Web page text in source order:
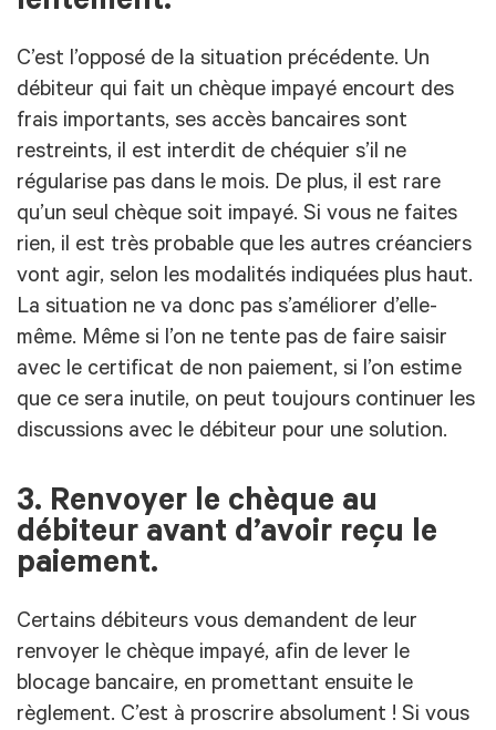
C’est l’opposé de la situation précédente. Un
débiteur qui fait un chèque impayé encourt des
frais importants, ses accès bancaires sont
restreints, il est interdit de chéquier s’il ne
régularise pas dans le mois. De plus, il est rare
qu’un seul chèque soit impayé. Si vous ne faites
rien, il est très probable que les autres créanciers
vont agir, selon les modalités indiquées plus haut.
La situation ne va donc pas s’améliorer d’elle-
même. Même si l’on ne tente pas de faire saisir
avec le certificat de non paiement, si l’on estime
que ce sera inutile, on peut toujours continuer les
discussions avec le débiteur pour une solution.
3. Renvoyer le chèque au
débiteur avant d’avoir reçu le
paiement.
Certains débiteurs vous demandent de leur
renvoyer le chèque impayé, afin de lever le
blocage bancaire, en promettant ensuite le
règlement. C’est à proscrire absolument ! Si vous